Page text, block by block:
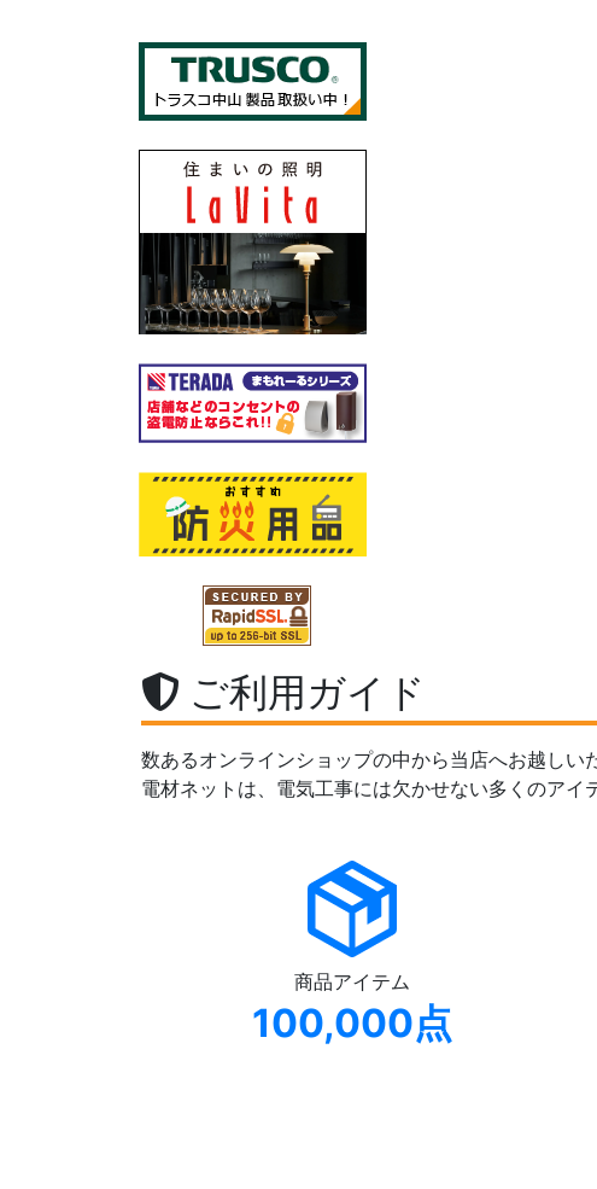
ご利用ガイド
数あるオンラインショップの中から当店へお越しい
電材ネットは、電気工事には欠かせない多くのアイ
商品アイテム
100,000点